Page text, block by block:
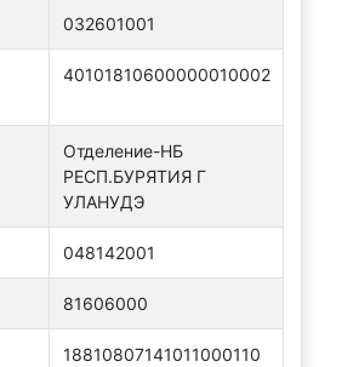
032601001
40101810600000010002
Отделение-НБ
РЕСП.БУРЯТИЯ Г
УЛАНУДЭ
048142001
81606000
18810807141011000110